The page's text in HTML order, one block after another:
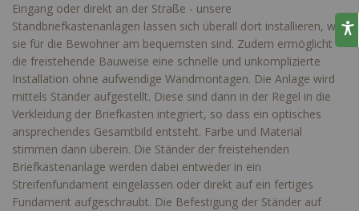
Eingang oder direkt an der Straße - unsere
Standbriefkastenanlagen lassen sich überall dort installieren, wo
sie für die Bewohner am bequemsten sind. Zudem ermöglicht
die freistehende Bauweise eine schnelle und unkomplizierte
Installation ohne aufwendige Wandmontagen. Die Anlage wird
mittels Ständer aufgestellt. Diese sind dann in der Regel in die
Verkleidung der Briefkasten integriert, so dass ein optisches
ansprechendes Gesamtbild entsteht. Farbe und Material
stimmen dann überein. Die Ständer der freistehenden
Briefkastenanlage werden dabei entweder in ein
Streifenfundament eingelassen oder direkt auf ein fertiges
Fundament aufgeschraubt. Die Befestigung der Ständer auf